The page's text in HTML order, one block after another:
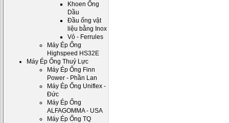
Khoen Ống
Dầu
Đầu ống vật
liệu bằng Inox
Vỏ - Ferrules
Máy Ép Ống
Highspeed HS32E
Máy Ép Ống Thuỷ Lực
Máy Ép Ống Finn
Power - Phần Lan
Máy Ép Ống Uniflex -
Đức
Máy Ép Ống
ALFAGOMMA - USA
Máy Ép Ống TQ